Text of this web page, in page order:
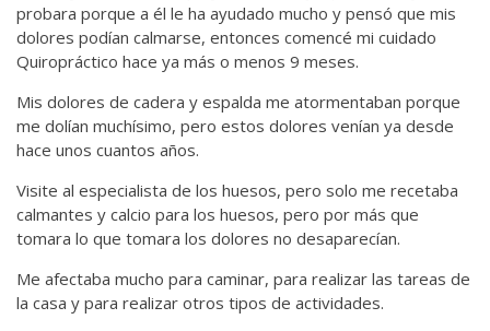
probara porque a él le ha ayudado mucho y pensó que mis
dolores podían calmarse, entonces comencé mi cuidado
Quiropráctico hace ya más o menos 9 meses.
Mis dolores de cadera y espalda me atormentaban porque
me dolían muchísimo, pero estos dolores venían ya desde
hace unos cuantos años.
Visite al especialista de los huesos, pero solo me recetaba
calmantes y calcio para los huesos, pero por más que
tomara lo que tomara los dolores no desaparecían.
Me afectaba mucho para caminar, para realizar las tareas de
la casa y para realizar otros tipos de actividades.